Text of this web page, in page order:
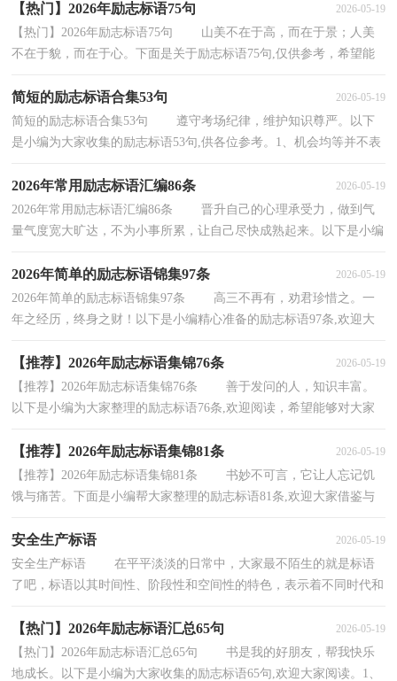
【热门】2026年励志标语75句 2026-05-19
【热门】2026年励志标语75句 山美不在于高，而在于景；人美
不在于貌，而在于心。下面是关于励志标语75句,仅供参考，希望能
简短的励志标语合集53句 2026-05-19
简短的励志标语合集53句 遵守考场纪律，维护知识尊严。以下
是小编为大家收集的励志标语53句,供各位参考。1、机会均等并不表
2026年常用励志标语汇编86条 2026-05-19
2026年常用励志标语汇编86条 晋升自己的心理承受力，做到气
量气度宽大旷达，不为小事所累，让自己尽快成熟起来。以下是小编
2026年简单的励志标语锦集97条 2026-05-19
2026年简单的励志标语锦集97条 高三不再有，劝君珍惜之。一
年之经历，终身之财！以下是小编精心准备的励志标语97条,欢迎大
【推荐】2026年励志标语集锦76条 2026-05-19
【推荐】2026年励志标语集锦76条 善于发问的人，知识丰富。
以下是小编为大家整理的励志标语76条,欢迎阅读，希望能够对大家
【推荐】2026年励志标语集锦81条 2026-05-19
【推荐】2026年励志标语集锦81条 书妙不可言，它让人忘记饥
饿与痛苦。下面是小编帮大家整理的励志标语81条,欢迎大家借鉴与
安全生产标语 2026-05-19
安全生产标语 在平平淡淡的日常中，大家最不陌生的就是标语
了吧，标语以其时间性、阶段性和空间性的特色，表示着不同时代和
【热门】2026年励志标语汇总65句 2026-05-19
【热门】2026年励志标语汇总65句 书是我的好朋友，帮我快乐
地成长。以下是小编为大家收集的励志标语65句,欢迎大家阅读。1、